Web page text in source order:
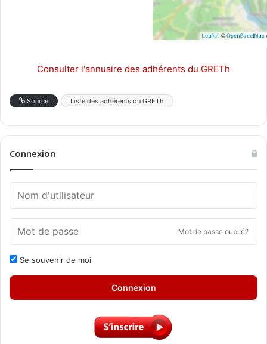
Consulter l'annuaire des adhérents du GRETh
Source Liste des adhérents du GRETh
Connexion
Mot de passe oublié?
Se souvenir de moi
Connexion